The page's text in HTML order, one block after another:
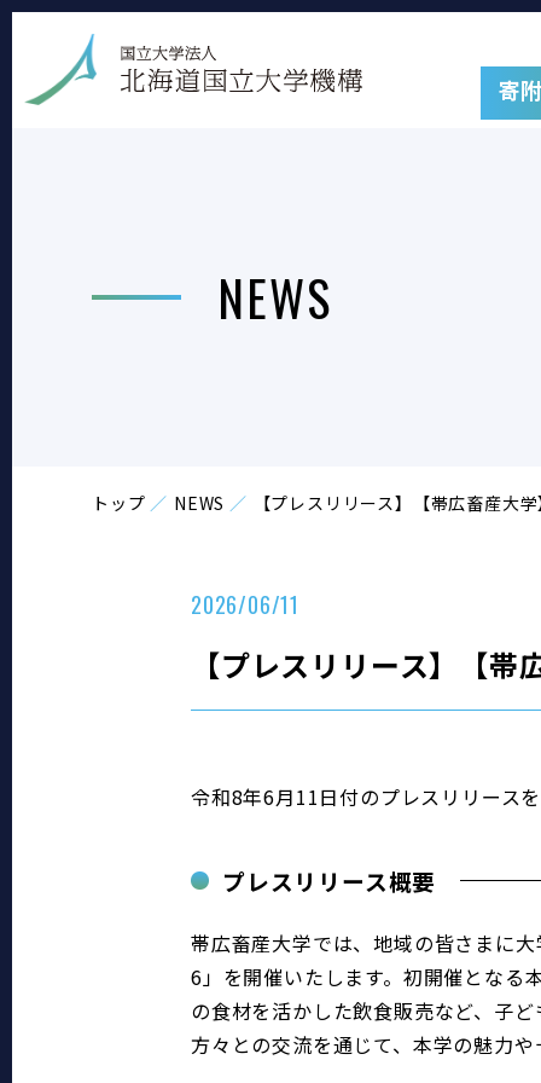
寄
NEWS
トップ NEWS 【プレスリリース】【帯広畜産大
2026/06/11
【プレスリリース】【
令和8年6月11日付のプレスリリース
プレスリリース概要
帯広畜産大学では、地域の皆さまに
6」を開催いたします。初開催となる
の食材を活かした飲食販売など、子
方々との交流を通じて、本学の魅力